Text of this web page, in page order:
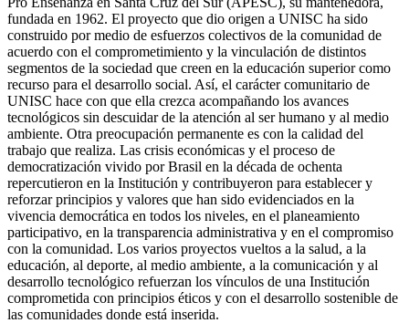
fundada en 1962. El proyecto que dio origen a UNISC ha sido
construido por medio de esfuerzos colectivos de la comunidad de
acuerdo con el comprometimiento y la vinculación de distintos
segmentos de la sociedad que creen en la educación superior como
recurso para el desarrollo social. Así, el carácter comunitario de
UNISC hace con que ella crezca acompañando los avances
tecnológicos sin descuidar de la atención al ser humano y al medio
ambiente. Otra preocupación permanente es con la calidad del
trabajo que realiza. Las crisis económicas y el proceso de
democratización vivido por Brasil en la década de ochenta
repercutieron en la Institución y contribuyeron para establecer y
reforzar principios y valores que han sido evidenciados en la
vivencia democrática en todos los niveles, en el planeamiento
participativo, en la transparencia administrativa y en el compromiso
con la comunidad. Los varios proyectos vueltos a la salud, a la
educación, al deporte, al medio ambiente, a la comunicación y al
desarrollo tecnológico refuerzan los vínculos de una Institución
comprometida con principios éticos y con el desarrollo sostenible de
las comunidades donde está inserida.